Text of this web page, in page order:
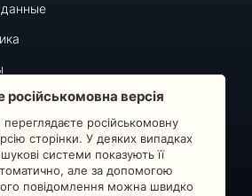
російськомовна версія
переглядаєте російськомовну
сторінки. У деяких випадках
системи показують її
але за допомогою
повідомлення можна швидко